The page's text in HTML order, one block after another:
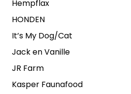
Hempflax
HONDEN
It’s My Dog/Cat
Jack en Vanille
JR Farm
Kasper Faunafood